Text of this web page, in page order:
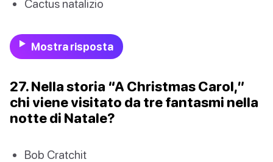
Cactus natalizio
Mostra risposta
27. Nella storia “A Christmas Carol,”
chi viene visitato da tre fantasmi nella
notte di Natale?
Bob Cratchit